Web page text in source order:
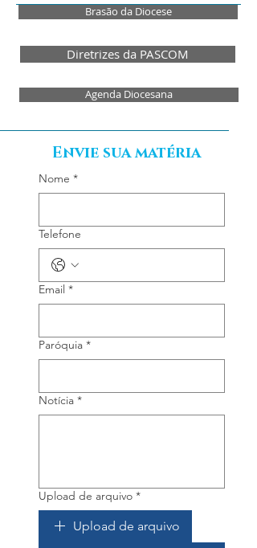
Brasão da Diocese
Diretrizes da PASCOM
Agenda Diocesana
Nome *
Telefone
Email *
Paróquia *
Notícia *
Upload de arquivo *
Upload de arquivo
Envie sua matéria